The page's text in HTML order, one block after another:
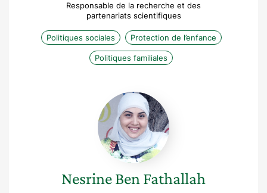
Responsable de la recherche et des
partenariats scientifiques
Politiques sociales Protection de l’enfance
Politiques familiales
Nesrine
Ben
Fathallah
NesrineBen Fathallah